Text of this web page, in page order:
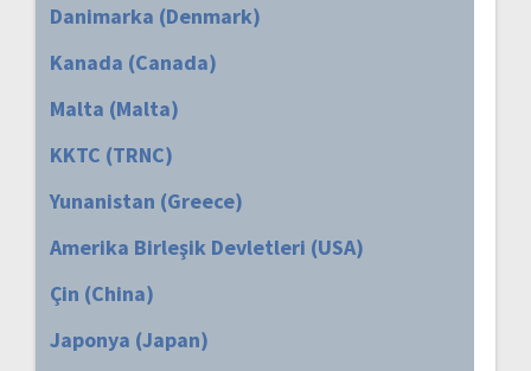
Danimarka (Denmark)
Kanada (Canada)
Malta (Malta)
KKTC (TRNC)
Yunanistan (Greece)
Amerika Birleşik Devletleri (USA)
Çin (China)
Japonya (Japan)